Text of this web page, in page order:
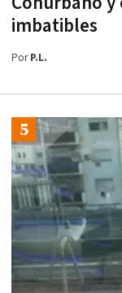
imbatibles
PorP.L.